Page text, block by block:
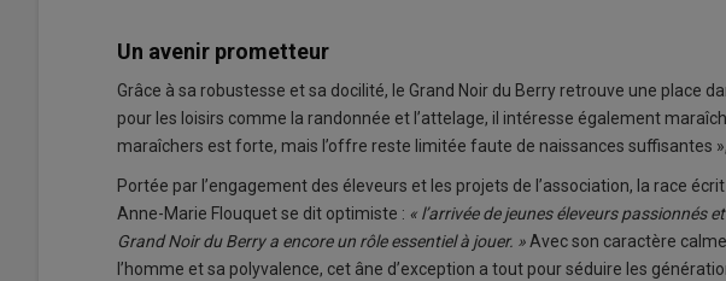
Un avenir prometteur
Grâce à sa robustesse et sa docilité, le Grand Noir du Berry retrouve une place
pour les loisirs comme la randonnée et l’attelage, il intéresse également
maraîchers est forte, mais l’offre reste limitée faute de naissances suffisantes
Portée par l’engagement des éleveurs et les projets de l’association, la race
Anne-Marie Flouquet se dit optimiste : « l’arrivée de jeunes éleveurs passionnés
Grand Noir du Berry a encore un rôle essentiel à jouer. » Avec son caractère
l’homme et sa polyvalence, cet âne d’exception a tout pour séduire les